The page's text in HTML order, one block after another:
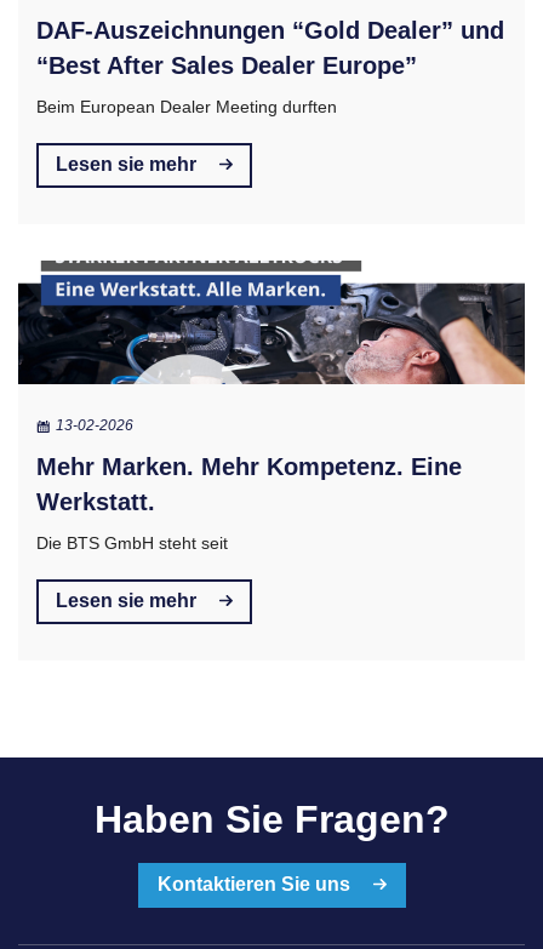
DAF-Auszeichnungen “Gold Dealer” und
“Best After Sales Dealer Europe”
Beim European Dealer Meeting durften
Lesen sie mehr
13-02-2026
Mehr Marken. Mehr Kompetenz. Eine
Werkstatt.
Die BTS GmbH steht seit
Lesen sie mehr
Haben Sie Fragen?
Kontaktieren Sie uns